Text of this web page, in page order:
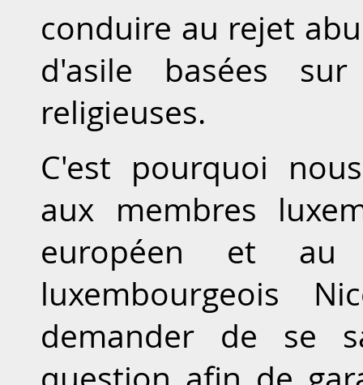
conduire au rejet
d'asile basées
religieuses.
C'est pourquoi
aux membres
européen et au
luxembourgeois
demander de se